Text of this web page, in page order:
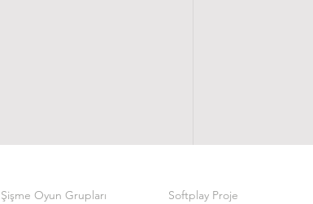
Şişme Oyun Grupları
Softplay Proje